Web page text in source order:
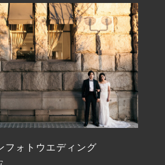
フォトウエディング